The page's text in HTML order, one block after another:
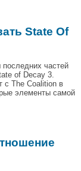
State Of
частей
of Decay 3.
с The Coalition в
элементы самой